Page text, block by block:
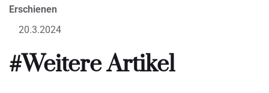
Erschienen
20.3.2024
#Weitere Artikel